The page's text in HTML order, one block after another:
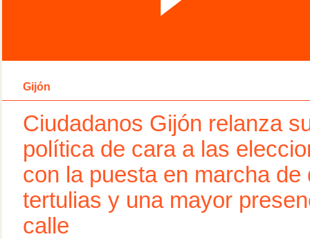
Gijón
Ciudadanos Gijón relanza
política de cara a las
con la puesta en marcha de
tertulias y una mayor
calle